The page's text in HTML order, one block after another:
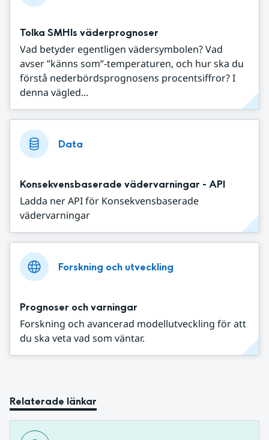
Tolka SMHIs väderprognoser
Vad betyder egentligen vädersymbolen? Vad
avser ”känns som”-temperaturen, och hur ska du
förstå nederbördsprognosens procentsiffror? I
denna vägled...
Data
Konsekvensbaserade vädervarningar - API
Ladda ner API för Konsekvensbaserade
vädervarningar
Forskning och utveckling
Prognoser och varningar
Forskning och avancerad modellutveckling för att
du ska veta vad som väntar.
Relaterade länkar